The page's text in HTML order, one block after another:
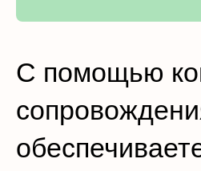
С помощью